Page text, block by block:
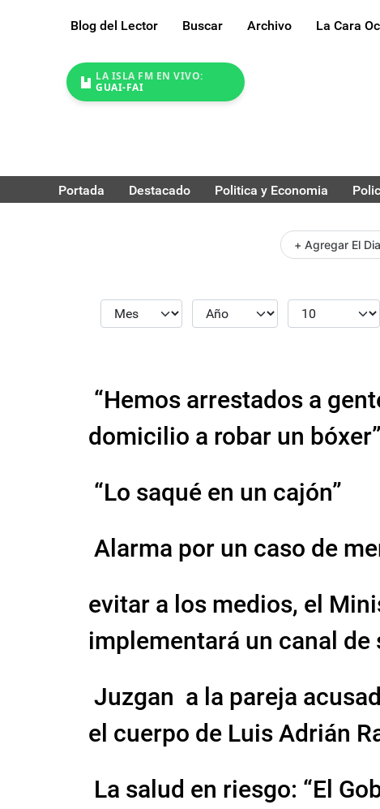
Blog del Lector Buscar Archivo La Cara
LA ISLA FM EN VIVO:
GUAI-FAI
Portada Destacado Politica y Economia
+ Agregar El
Filtros
Mes Año Cantidad
“Hemos arrestados a
domicilio a robar un bóxer”
“Lo saqué en un cajón”
Alarma por un caso de
evitar a los medios, el
implementará un canal de
Juzgan a la pareja
el cuerpo de Luis Adrián
La salud en riesgo: “El